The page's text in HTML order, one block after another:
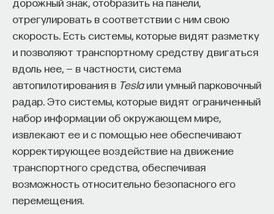
отрегулировать в соответствии с ним свою
скорость. Есть системы, которые видят разметку
и позволяют транспортному средству двигаться
вдоль нее, — в частности, система
автопилотирования в Teslaили умный парковочный
радар. Это системы, которые видят ограниченный
набор информации об окружающем мире,
извлекают ее и с помощью нее обеспечивают
корректирующее воздействие на движение
транспортного средства, обеспечивая
возможность относительно безопасного его
перемещения.
заинтересованы в работе в инновационных
компаниях, но не знают, с чего начать.
Специалисты сталкиваются с тремя ключевыми
барьерами:
Недостаток информации о глобальных
индустриях и карьерных возможностях
мешает поиску подходящих ваканси; ​
Непрозрачные механизмы в инновационных
компаниях усложняют процесс
трудоустройства​;
Стереотипы не позволяют эффективно
конкурировать на международном рынке​.
освещает ландшафт и помогает гонять
караваны верблюдов по пустыне, более
предпочтительное светило. И многие
народы сверяли свою жизнь не только
с солнцем, но и с Луной. Так рождались
солнечные и лунные календари, а в течение
суток положение солнца на небе позволяло
разбить день на грубые участки,
но постепенно появлялись примитивные
приборы, которые по солнцу помогали
организовывать жизнь в течение суток.